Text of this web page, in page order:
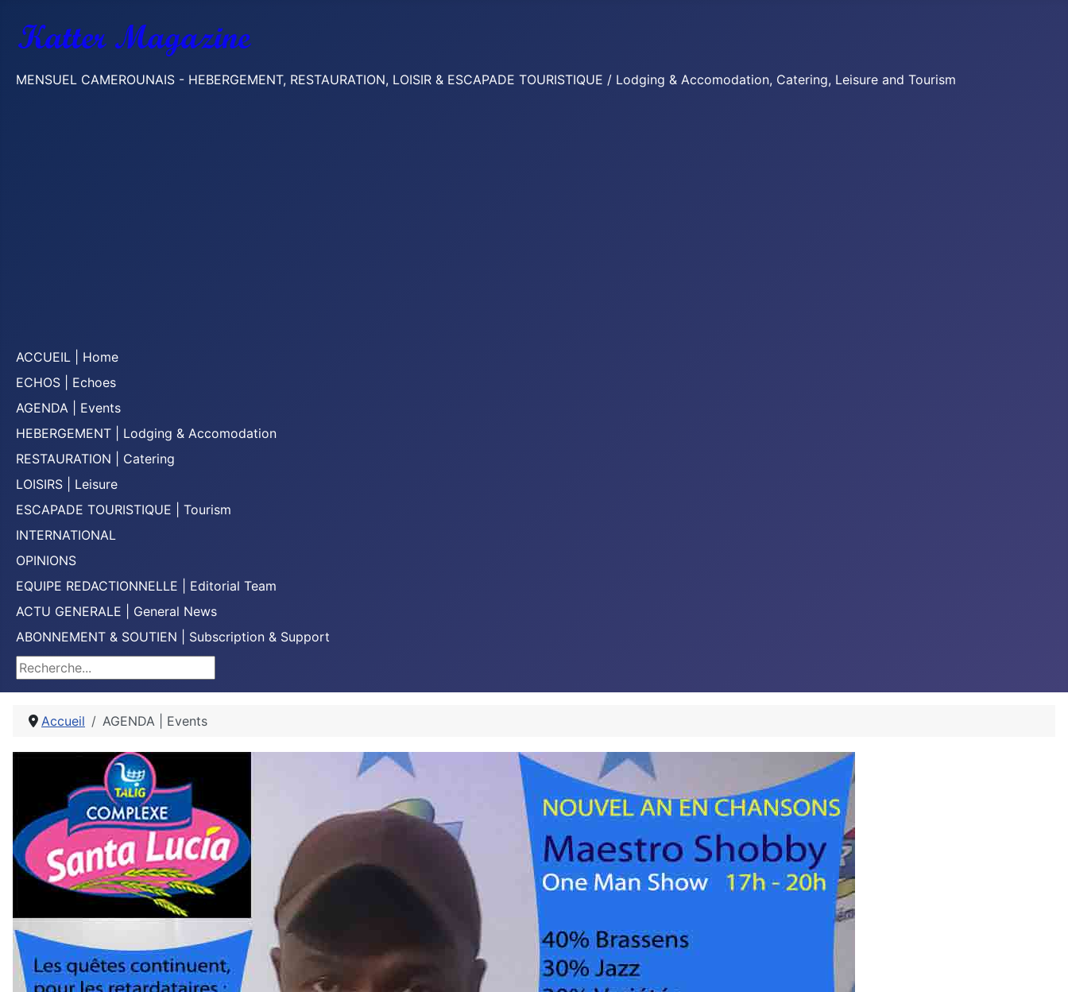
MENSUEL CAMEROUNAIS - HEBERGEMENT, RESTAURATION, LOISIR & ESCAPADE TOURISTIQUE / Lodging & Accomodation, Catering, Leisure and Tourism
ACCUEIL | Home
ECHOS | Echoes
AGENDA | Events
HEBERGEMENT | Lodging & Accomodation
RESTAURATION | Catering
LOISIRS | Leisure
ESCAPADE TOURISTIQUE | Tourism
INTERNATIONAL
OPINIONS
EQUIPE REDACTIONNELLE | Editorial Team
ACTU GENERALE | General News
ABONNEMENT & SOUTIEN | Subscription & Support
Rechercher
Accueil AGENDA | Events